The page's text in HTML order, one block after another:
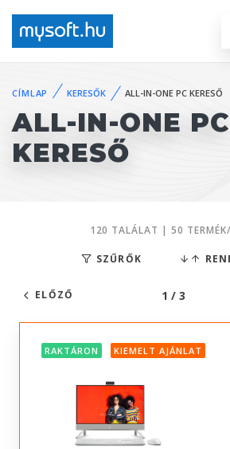
CÍMLAP KERESŐK ALL-IN-ONE PC KERESŐ
ALL-IN-ONE PC
KERESŐ
120 TALÁLAT | 50
SZŰRŐK
ELŐZŐ 1 / 3
RAKTÁRON KIEMELT AJÁNLAT